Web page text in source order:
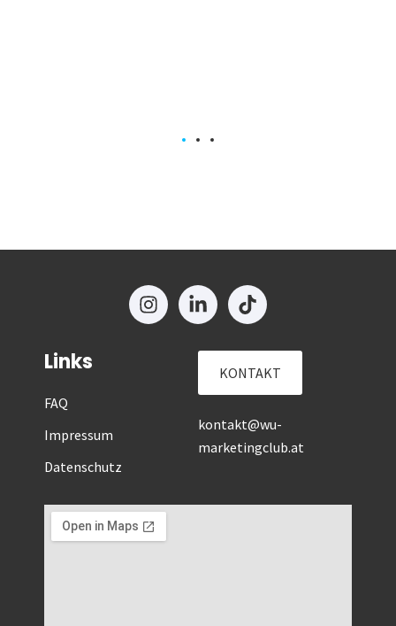
Links
FAQ
Impressum
Datenschutz
KONTAKT
kontakt@wu-
marketingclub.at